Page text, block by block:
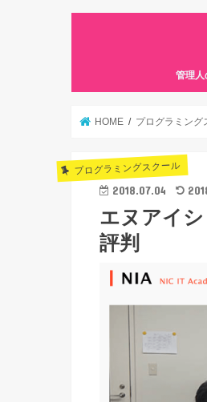
管理人
HOME プログラミング
プログラミングスクール
2018.07.04
エヌアイ
評判